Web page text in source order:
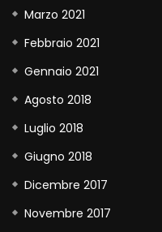
Marzo 2021
Febbraio 2021
Gennaio 2021
Agosto 2018
Luglio 2018
Giugno 2018
Dicembre 2017
Novembre 2017